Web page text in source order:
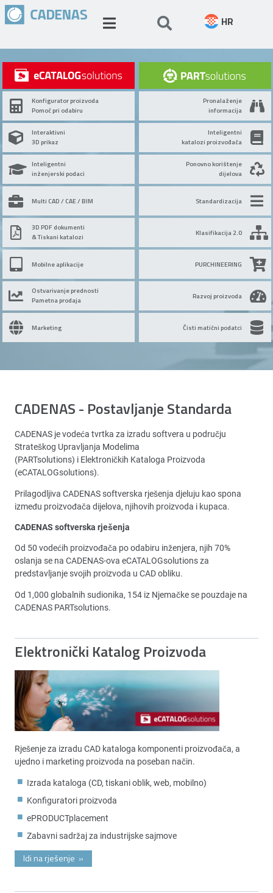
HR
Konfigurator proizvoda
Pomoć pri odabiru
Interaktivni
3D prikaz
Inteligentni
inženjerski podaci
Multi CAD / CAE / BIM
3D PDF dokumenti
& Tiskani katalozi
Mobilne aplikacije
Ostvarivanje prednosti
Pametna prodaja
Marketing
Pronalaženje
informacija
Inteligentni
katalozi proizvođača
Ponovno korištenje
dijelova
Standardizacija
Klasifikacija 2.0
PURCHINEERING
Razvoj proizvoda
Čisti matični podatci
CADENAS - Postavljanje Standarda
CADENAS je vodeća tvrtka za izradu softvera u području
Strateškog Upravljanja Modelima
(PARTsolutions) i Elektroničkih Kataloga Proizvoda
(eCATALOGsolutions).
Prilagodljiva CADENAS softverska rješenja djeluju kao spona
između proizvođača dijelova, njihovih proizvoda i kupaca.
CADENAS softverska rješenja
Od 50 vodećih proizvođača po odabiru inženjera, njih 70%
oslanja se na CADENAS-ova eCATALOGsolutions za
predstavljanje svojih proizvoda u CAD obliku.
Od 1,000 globalnih sudionika, 154 iz Njemačke se pouzdaje na
CADENAS PARTsolutions.
Elektronički Katalog Proizvoda
Rješenje za izradu CAD kataloga komponenti proizvođača, a
ujedno i marketing proizvoda na poseban način.
Izrada kataloga (CD, tiskani oblik, web, mobilno)
Konfiguratori proizvoda
ePRODUCTplacement
Zabavni sadržaj za industrijske sajmove
Idi na rješenje »